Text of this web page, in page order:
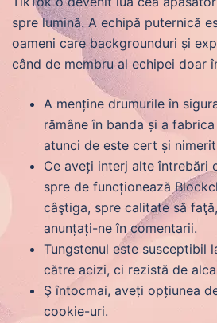
spre lumină.A echipă puternică
oameni care backgrounduri și
când de membru al echipei doar
A menține drumurile în
rămâne în banda și a
atunci de este cert și
Ce aveți interj alte întrebări
spre de funcționează
câştiga, spre calitate să
anunțați-ne în comentarii.
Tungstenul este susceptibil
către acizi, ci rezistă de
Ş întocmai, aveți opțiunea
cookie-uri.